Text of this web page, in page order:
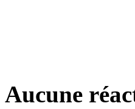
Aucune